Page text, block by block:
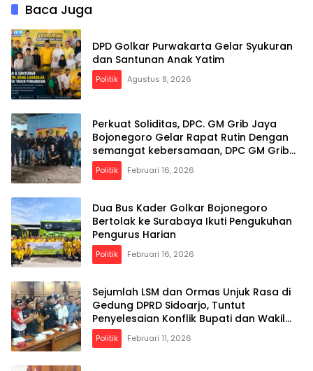
Baca Juga
DPD Golkar Purwakarta Gelar Syukuran
dan Santunan Anak Yatim
Politik Agustus 8, 2026
Perkuat Soliditas, DPC. GM Grib Jaya
Bojonegoro Gelar Rapat Rutin Dengan
semangat kebersamaan, DPC GM Grib
Jaya Bojonegoro optimistis terus
menghadirkan program positif yang
masyarakat luas.
Politik Februari 16, 2026
Dua Bus Kader Golkar Bojonegoro
Bertolak ke Surabaya Ikuti Pengukuhan
Pengurus Harian
Politik Februari 16, 2026
Sejumlah LSM dan Ormas Unjuk Rasa di
Gedung DPRD Sidoarjo, Tuntut
Penyelesaian Konflik Bupati dan Wakil
Bupati
Politik Februari 11, 2026